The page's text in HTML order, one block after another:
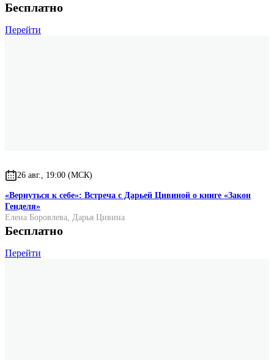
Бесплатно
Перейти
26 авг., 19:00 (МСК)
«Вернуться к себе»: Встреча с Дарьей Цивиной о книге «Закон
Генделя»
Елена Боровлева, Дарья Цивина
Бесплатно
Перейти